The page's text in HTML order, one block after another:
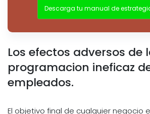
Descarga tu manual de
Los efectos adversos de
programacion ineficaz
empleados.
El objetivo final de cualquier negocio